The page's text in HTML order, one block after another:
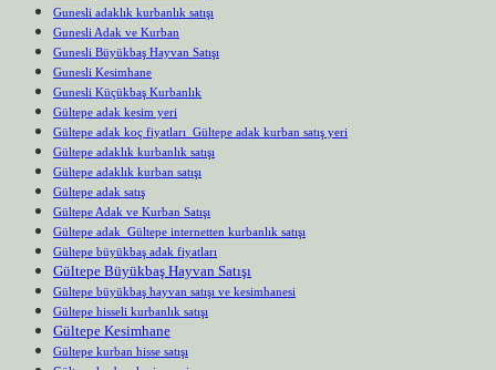
Gunesli adaklık kurbanlık satışı
Gunesli Adak ve Kurban
Gunesli Büyükbaş Hayvan Satışı
Gunesli Kesimhane
Gunesli Küçükbaş Kurbanlık
Gültepe adak kesim yeri
Gültepe adak koç fiyatları Gültepe adak kurban satış yeri
Gültepe adaklık kurbanlık satışı
Gültepe adaklık kurban satışı
Gültepe adak satış
Gültepe Adak ve Kurban Satışı
Gültepe adak Gültepe internetten kurbanlık satışı
Gültepe büyükbaş adak fiyatları
Gültepe Büyükbaş Hayvan Satışı
Gültepe büyükbaş hayvan satışı ve kesimhanesi
Gültepe hisseli kurbanlık satışı
Gültepe Kesimhane
Gültepe kurban hisse satışı